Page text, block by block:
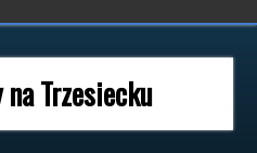
na Trzesiecku